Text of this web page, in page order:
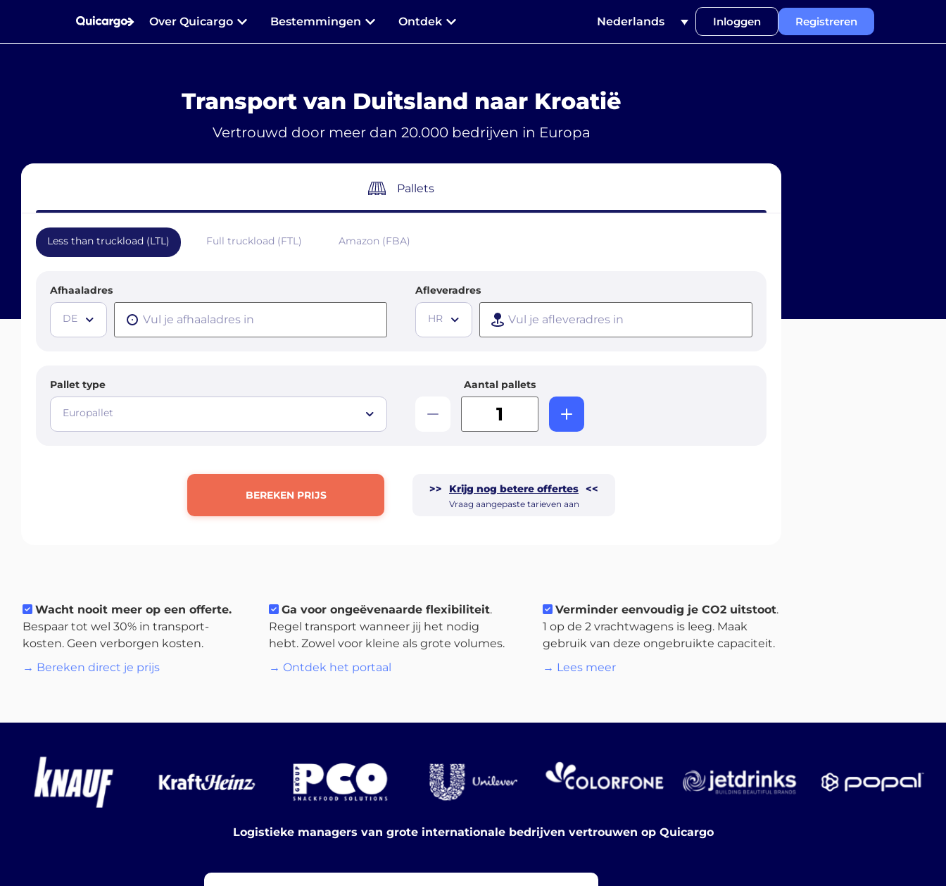
Over Quicargo Bestemmingen Ontdek Nederlands Inloggen Registreren
Transport van Duitsland naar Kroatië
Vertrouwd door meer dan 20.000 bedrijven in Europa
Pallets
Less than truckload (LTL) Full truckload (FTL) Amazon (FBA)
Afhaaladres
DE
Afleveradres
HR
Pallet type
Europallet
Aantal pallets
BEREKEN PRIJS >> Krijg nog betere offertes <<
Vraag aangepaste tarieven aan
Wacht nooit meer op een offerte.
Bespaar tot wel 30% in transport-
kosten. Geen verborgen kosten.
→ Bereken direct je prijs
Ga voor ongeëvenaarde flexibiliteit.
Regel transport wanneer jij het nodig
hebt. Zowel voor kleine als grote volumes.
→ Ontdek het portaal
Verminder eenvoudig je CO2 uitstoot.
1 op de 2 vrachtwagens is leeg. Maak
gebruik van deze ongebruikte capaciteit.
→ Lees meer
Logistieke managers van grote internationale bedrijven vertrouwen op Quicargo